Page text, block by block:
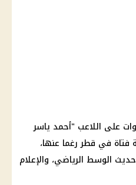
بالمشدد لمدة 3 سنوات على اللاعب "أحمد ياسر
فتاة في قطر رغما عنها،
الوسط الرياضي، والإعلام